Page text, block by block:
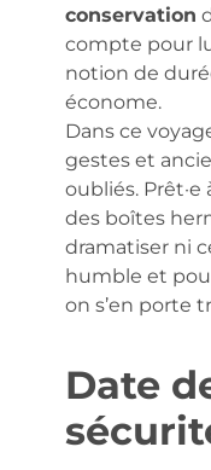
conservation
compte pour
notion de
économe.
Dans ce
gestes et
oubliés.
des boîtes
dramatiser ni
humble et
on s’en porte
Date